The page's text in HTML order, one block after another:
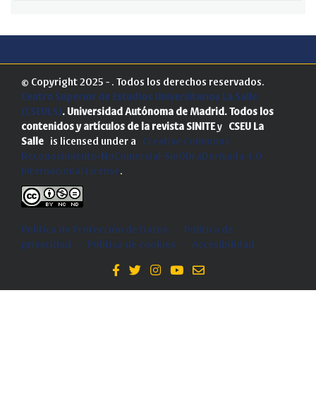
© Copyright 2025 - . Todos los derechos reservados.
Centro Superior de Estudios Universitarios La Salle
(CSEULS). Universidad Autónoma de Madrid. Todos los
contenidos y artículos de la revista SINITEy CSEU La
Salle is licensed under a Creative Commons
Reconocimiento-NoComercial-SinObraDerivada 4.0
Internacional License.
Política de Protección de Datos -
Politica de
privacidad
- Política de cookies - Accesibilidad